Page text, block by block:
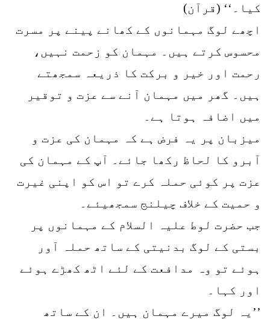
کیا۔‘‘ (قرآن)
اچھے لوگ مہمانوں کے کھانے پینے پر مسرت
محسوس کرتے ہیں۔ مہمان کو زحمت نہیں،
رحمت اور خیر و برکت کا ذریعہ سمجھتے
ہیں۔ گھر میں مہمان آنے سے عزت و توقیر
میں اضافہ ہوتا ہے۔
میزبان پر یہ فرض ہے کہ مہمان کی عزت و
آبرو کا لحاظ رکھا جائے۔ آپ کے مہمان کی
عزت پر کوئی حملہ کرے تو اس کو اپنی غیرت
و حمیت کے خلاف چیلنج سمجھیئے۔
جب حضرت لوط علیہ السلام کے مہمانوں پر
بستی کے لوگ بدنیتی کے ساتھ حملہ آور
ہوئے تو وہ مدافعت کے لئے اٹھ کھڑے ہوئے
اور کہا۔
’’یہ لوگ میرے مہمان ہیں۔ ان کے ساتھ